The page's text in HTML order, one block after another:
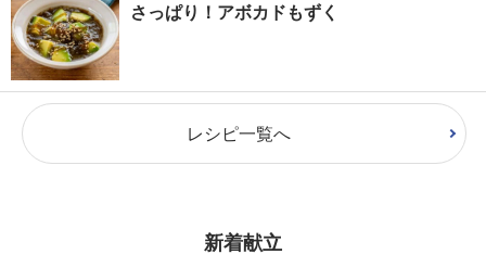
さっぱり！アボカドもずく
レシピ一覧へ
新着献立